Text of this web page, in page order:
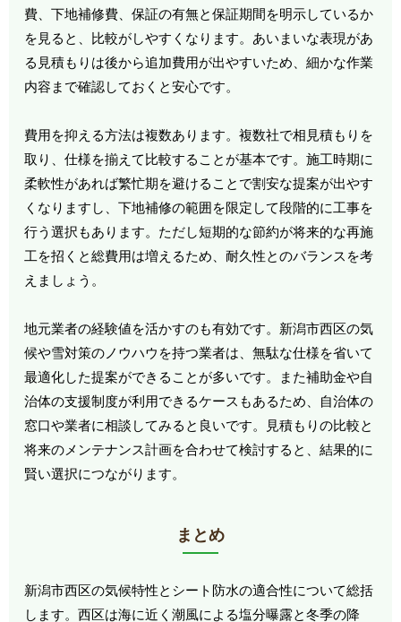
費、下地補修費、保証の有無と保証期間を明示しているか
を見ると、比較がしやすくなります。あいまいな表現があ
る見積もりは後から追加費用が出やすいため、細かな作業
内容まで確認しておくと安心です。
費用を抑える方法は複数あります。複数社で相見積もりを
取り、仕様を揃えて比較することが基本です。施工時期に
柔軟性があれば繁忙期を避けることで割安な提案が出やす
くなりますし、下地補修の範囲を限定して段階的に工事を
行う選択もあります。ただし短期的な節約が将来的な再施
工を招くと総費用は増えるため、耐久性とのバランスを考
えましょう。
地元業者の経験値を活かすのも有効です。新潟市西区の気
候や雪対策のノウハウを持つ業者は、無駄な仕様を省いて
最適化した提案ができることが多いです。また補助金や自
治体の支援制度が利用できるケースもあるため、自治体の
窓口や業者に相談してみると良いです。見積もりの比較と
将来のメンテナンス計画を合わせて検討すると、結果的に
賢い選択につながります。
まとめ
新潟市西区の気候特性とシート防水の適合性について総括
します。西区は海に近く潮風による塩分曝露と冬季の降